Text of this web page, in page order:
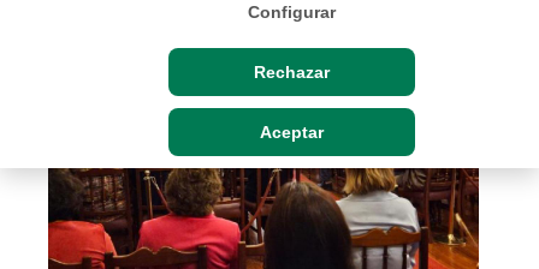
Configurar
Rechazar
Aceptar